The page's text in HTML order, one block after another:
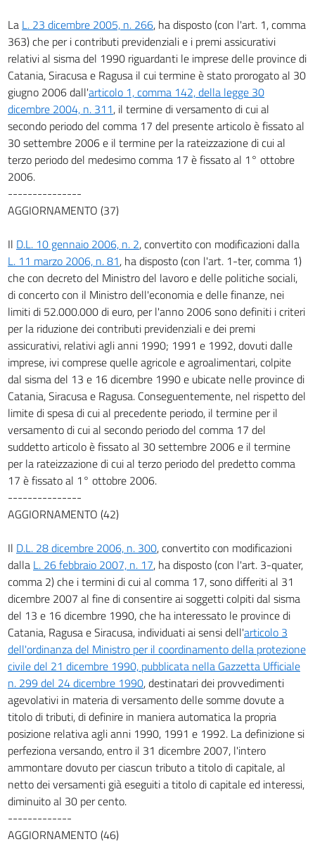
La L. 23 dicembre 2005, n. 266, ha disposto (con l'art. 1, comma
363) che per i contributi previdenziali e i premi assicurativi
relativi al sisma del 1990 riguardanti le imprese delle province di
Catania, Siracusa e Ragusa il cui termine è stato prorogato al 30
giugno 2006 dall'articolo 1, comma 142, della legge 30
dicembre 2004, n. 311, il termine di versamento di cui al
secondo periodo del comma 17 del presente articolo è fissato al
30 settembre 2006 e il termine per la rateizzazione di cui al
terzo periodo del medesimo comma 17 è fissato al 1° ottobre
2006.
---------------
AGGIORNAMENTO (37)
Il D.L. 10 gennaio 2006, n. 2, convertito con modificazioni dalla
L. 11 marzo 2006, n. 81, ha disposto (con l'art. 1-ter, comma 1)
che con decreto del Ministro del lavoro e delle politiche sociali,
di concerto con il Ministro dell'economia e delle finanze, nei
limiti di 52.000.000 di euro, per l'anno 2006 sono definiti i criteri
per la riduzione dei contributi previdenziali e dei premi
assicurativi, relativi agli anni 1990; 1991 e 1992, dovuti dalle
imprese, ivi comprese quelle agricole e agroalimentari, colpite
dal sisma del 13 e 16 dicembre 1990 e ubicate nelle province di
Catania, Siracusa e Ragusa. Conseguentemente, nel rispetto del
limite di spesa di cui al precedente periodo, il termine per il
versamento di cui al secondo periodo del comma 17 del
suddetto articolo è fissato al 30 settembre 2006 e il termine
per la rateizzazione di cui al terzo periodo del predetto comma
17 è fissato al 1° ottobre 2006.
---------------
AGGIORNAMENTO (42)
Il D.L. 28 dicembre 2006, n. 300, convertito con modificazioni
dalla L. 26 febbraio 2007, n. 17, ha disposto (con l'art. 3-quater,
comma 2) che i termini di cui al comma 17, sono differiti al 31
dicembre 2007 al fine di consentire ai soggetti colpiti dal sisma
del 13 e 16 dicembre 1990, che ha interessato le province di
Catania, Ragusa e Siracusa, individuati ai sensi dell'articolo 3
dell'ordinanza del Ministro per il coordinamento della protezione
civile del 21 dicembre 1990, pubblicata nella Gazzetta Ufficiale
n. 299 del 24 dicembre 1990, destinatari dei provvedimenti
agevolativi in materia di versamento delle somme dovute a
titolo di tributi, di definire in maniera automatica la propria
posizione relativa agli anni 1990, 1991 e 1992. La definizione si
perfeziona versando, entro il 31 dicembre 2007, l'intero
ammontare dovuto per ciascun tributo a titolo di capitale, al
netto dei versamenti già eseguiti a titolo di capitale ed interessi,
diminuito al 30 per cento.
-------------
AGGIORNAMENTO (46)